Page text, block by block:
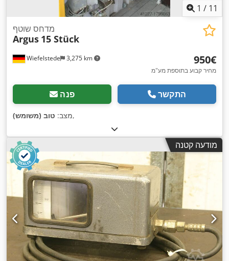
1 / 11
Wiefelstede 3,275 km
מדחס שוטף
Argus 15 Stück
‏950 ‏€
מחיר קבוע בתוספת מע"מ
פנה התקשר
מצב: טוב (משומש) ,
מודעה קטנה